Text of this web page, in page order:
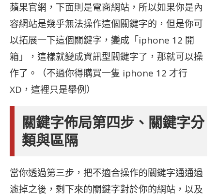
蘋果官網，下面則是電商網站，所以如果你是內
容網站是幾乎無法操作這個關鍵字的，但是你可
以拓展一下這個關鍵字，變成「iphone 12 開
箱」，這樣就變成資訊型關鍵字了，那就可以操
作了。（不過你得購買一隻 iphone 12 才行
XD，這裡只是舉例）
關鍵字佈局第四步、關鍵字分
類與區隔
當你透過第三步，把不適合操作的關鍵字通通過
濾掉之後，剩下來的關鍵字對於你的網站，以及